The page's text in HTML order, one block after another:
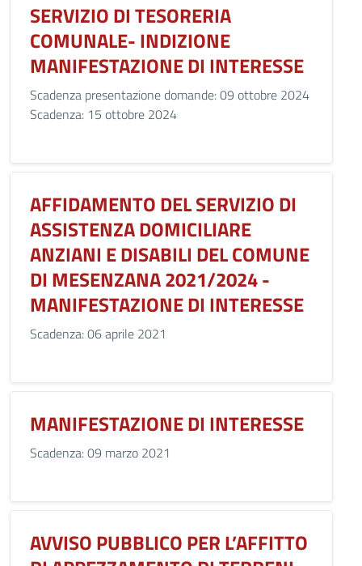
SERVIZIO DI TESORERIA
COMUNALE- INDIZIONE
MANIFESTAZIONE DI INTERESSE
Scadenza presentazione domande: 09 ottobre 2024
Scadenza: 15 ottobre 2024
AFFIDAMENTO DEL SERVIZIO DI
ASSISTENZA DOMICILIARE
ANZIANI E DISABILI DEL COMUNE
DI MESENZANA 2021/2024 -
MANIFESTAZIONE DI INTERESSE
Scadenza: 06 aprile 2021
MANIFESTAZIONE DI INTERESSE
Scadenza: 09 marzo 2021
AVVISO PUBBLICO PER L’AFFITTO